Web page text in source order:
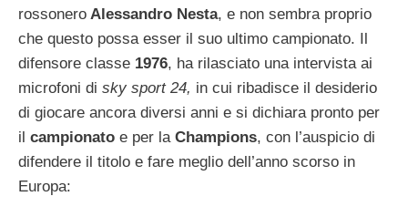
rossonero Alessandro Nesta, e non sembra proprio
che questo possa esser il suo ultimo campionato. Il
difensore classe 1976, ha rilasciato una intervista ai
microfoni di sky sport 24, in cui ribadisce il desiderio
di giocare ancora diversi anni e si dichiara pronto per
il campionato e per la Champions, con l’auspicio di
difendere il titolo e fare meglio dell’anno scorso in
Europa: